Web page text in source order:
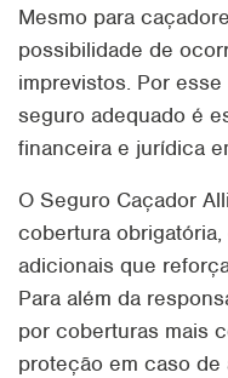
Mesmo para
possibilidade de
imprevistos. Por
seguro adequado é
financeira e jurídica
O Seguro Caçador
cobertura
adicionais que
Para além da
por coberturas mais
proteção em caso